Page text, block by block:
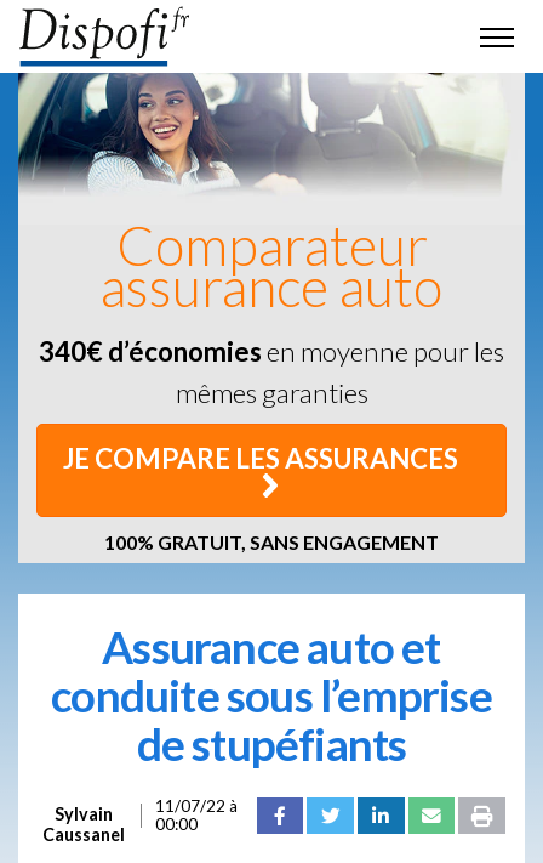
Comparateur
assurance auto
340€ d’économiesen moyenne pour les
mêmes garanties
JE COMPARE LES ASSURANCES
100% GRATUIT, SANS ENGAGEMENT
Assurance auto et
conduite sous l’emprise
de stupéfiants
Sylvain
Caussanel
11/07/22 à
00:00